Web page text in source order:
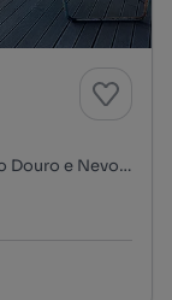
Rua Carvalho, Pinhais da Foz, Aldoar, Foz do Douro e Nevogilde, Porto, Porto